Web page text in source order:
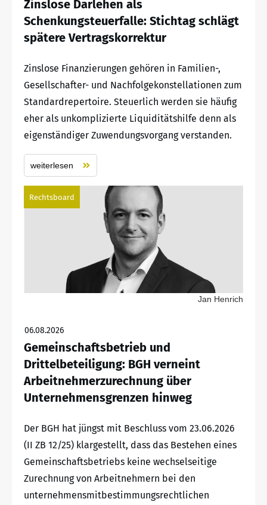
Zinslose Darlehen als
Schenkungsteuerfalle: Stichtag schlägt
spätere Vertragskorrektur
Zinslose Finanzierungen gehören in Familien-,
Gesellschafter- und Nachfolgekonstellationen zum
Standardrepertoire. Steuerlich werden sie häufig
eher als unkomplizierte Liquiditätshilfe denn als
eigenständiger Zuwendungsvorgang verstanden.
weiterlesen
Rechtsboard
Jan Henrich
06.08.2026
Gemeinschaftsbetrieb und
Drittelbeteiligung: BGH verneint
Arbeitnehmerzurechnung über
Unternehmensgrenzen hinweg
Der BGH hat jüngst mit Beschluss vom 23.06.2026
(II ZB 12/25) klargestellt, dass das Bestehen eines
Gemeinschaftsbetriebs keine wechselseitige
Zurechnung von Arbeitnehmern bei den
unternehmensmitbestimmungsrechtlichen